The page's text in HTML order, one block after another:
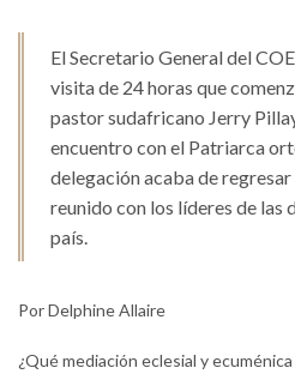
El Secretario General del
visita de 24 horas que
pastor sudafricano Jerry
encuentro con el Patriarca
delegación acaba de
reunido con los líderes de las
país.
Por Delphine Allaire
¿Qué mediación eclesial y